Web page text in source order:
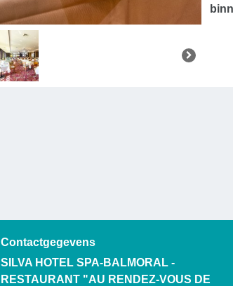
Contactgegevens
SILVA HOTEL SPA-BALMORAL -
RESTAURANT "AU RENDEZ-VOUS DE